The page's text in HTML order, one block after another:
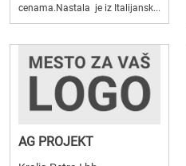
cenama.Nastala je iz Italijansk...
AG PROJEKT